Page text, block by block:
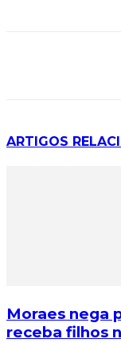
ARTIGOS
Moraes nega
receba filhos